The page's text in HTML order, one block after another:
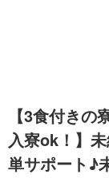
【3食付き
入寮ok！】
単サポート♪